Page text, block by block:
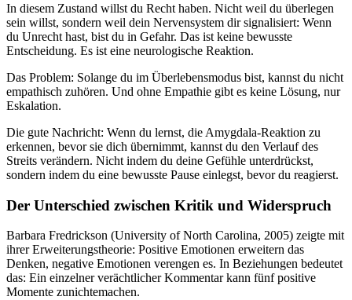
In diesem Zustand willst du Recht haben. Nicht weil du überlegen
sein willst, sondern weil dein Nervensystem dir signalisiert: Wenn
du Unrecht hast, bist du in Gefahr. Das ist keine bewusste
Entscheidung. Es ist eine neurologische Reaktion.
Das Problem: Solange du im Überlebensmodus bist, kannst du nicht
empathisch zuhören. Und ohne Empathie gibt es keine Lösung, nur
Eskalation.
Die gute Nachricht: Wenn du lernst, die Amygdala-Reaktion zu
erkennen, bevor sie dich übernimmt, kannst du den Verlauf des
Streits verändern. Nicht indem du deine Gefühle unterdrückst,
sondern indem du eine bewusste Pause einlegst, bevor du reagierst.
Der Unterschied zwischen Kritik und Widerspruch
Barbara Fredrickson (University of North Carolina, 2005) zeigte mit
ihrer Erweiterungstheorie: Positive Emotionen erweitern das
Denken, negative Emotionen verengen es. In Beziehungen bedeutet
das: Ein einzelner verächtlicher Kommentar kann fünf positive
Momente zunichtemachen.